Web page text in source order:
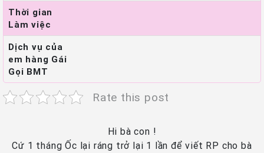
Thời gian
Làm việc
Dịch vụ của
em hàng Gái
Gọi BMT
Rate this post
Hi bà con !
Cứ 1 tháng Ốc lại ráng trở lại 1 lần để viết RP cho bà